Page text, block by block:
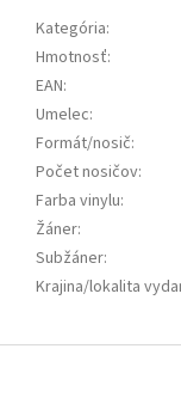
Kategória:
Hmotnosť:
EAN:
Umelec:
Formát/nosič:
Počet nosičov:
Farba vinylu:
Žáner:
Subžáner:
Krajina/lokalita